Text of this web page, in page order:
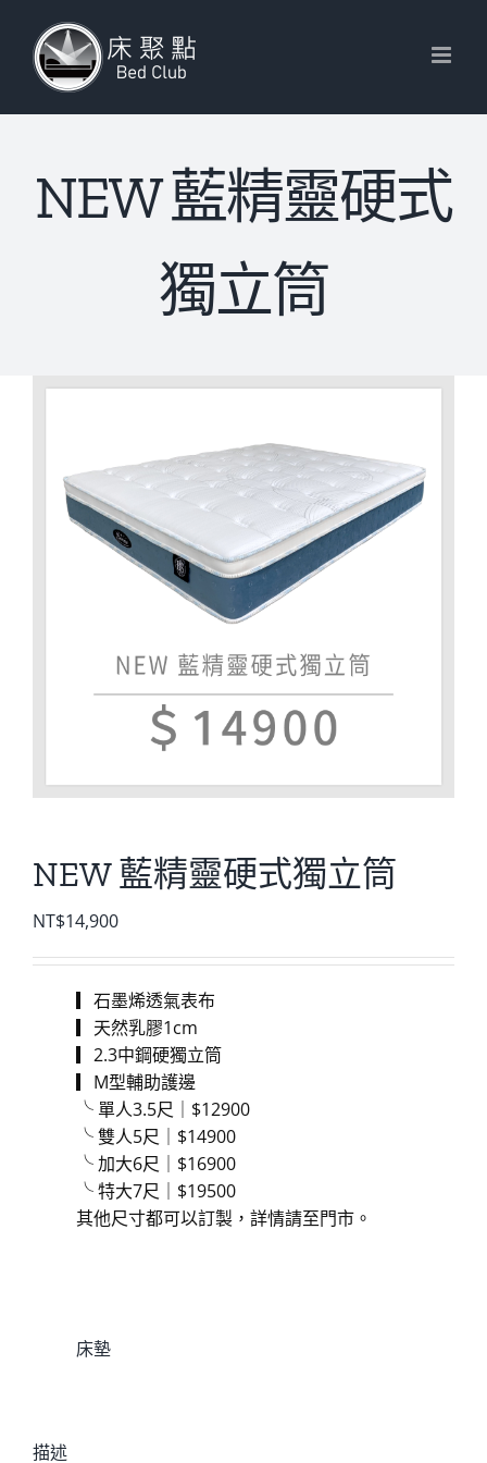
content
NEW 藍精靈硬式
獨立筒
NEW 藍精靈硬式獨立筒
NT$14,900
▎石墨烯透氣表布
▎天然乳膠1cm
▎2.3中鋼硬獨立筒
▎M型輔助護邊
╰ 單人3.5尺｜$12900
╰ 雙人5尺｜$14900
╰ 加大6尺｜$16900
╰ 特大7尺｜$19500
其他尺寸都可以訂製，詳情請至門市。
床墊
描述